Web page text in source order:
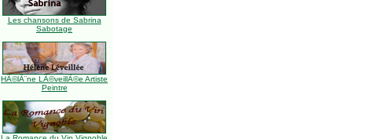
Les chansons de Sabrina
Sabotage
HÃ©lÃ¨ne LÃ©veillÃ©e Artiste
Peintre